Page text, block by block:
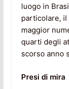
luogo in
particolare, il
maggior
quarti degli
scorso anno
Presi di mira